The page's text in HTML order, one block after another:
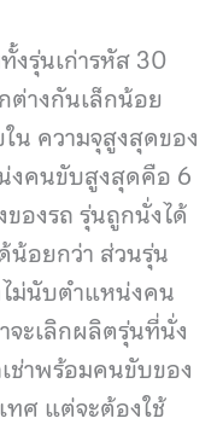
งรุ่นเก่ารหัส 30
างกันเล็กน้อย
น ความจุสูงสุดของ
งคนขับสูงสุดคือ 6
องรถ รุ่นถูกนั่งได้
น้อยกว่า ส่วนรุ่น
ม่นับตำแหน่งคน
ะเลิกผลิตรุ่นที่นั่ง
ช่าพร้อมคนขับของ
ทศ แต่จะต้องใช้